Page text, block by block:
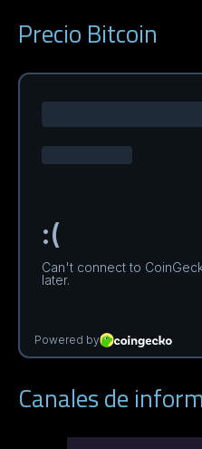
Precio Bitcoin
Canales de